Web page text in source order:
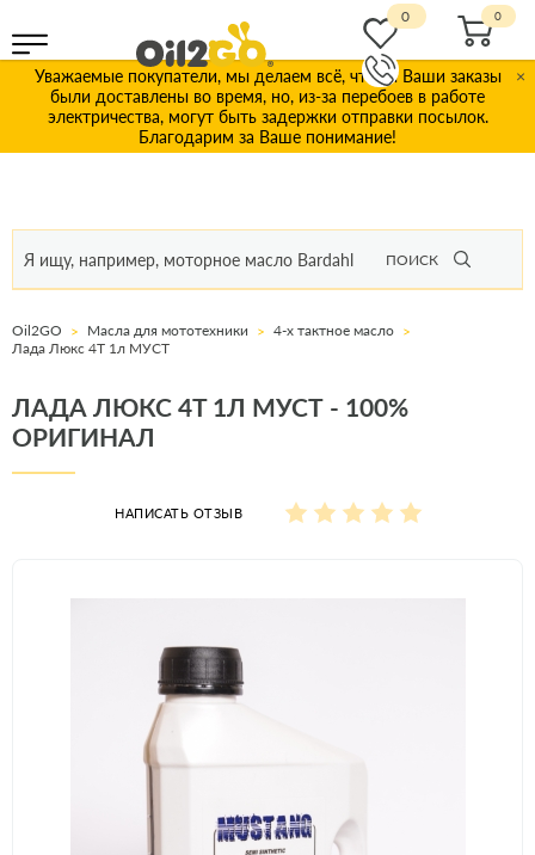
Уважаемые покупатели, мы делаем всё, чтобы Ваши заказы
были доставлены во время, но, из-за перебоев в работе
электричества, могут быть задержки отправки посылок.
Благодарим за Ваше понимание!
×
ПОИСК
0
Oil2GO Масла для мототехники
4-х тактное масло
Лада Люкс 4T 1л МУСТ
ЛАДА ЛЮКС 4T 1Л МУСТ - 100%
ОРИГИНАЛ
НАПИСАТЬ ОТЗЫВ